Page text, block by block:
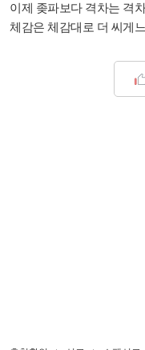
이제 좆파보다 격차는 격
체감은 체감대로 더 씨게